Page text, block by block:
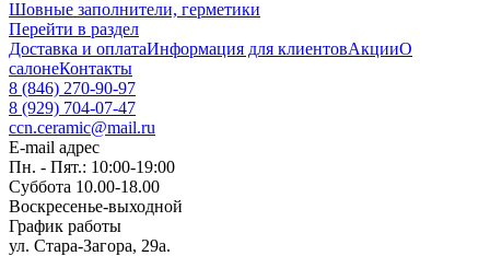
Шовные заполнители, герметики
Перейти в раздел
Доставка и оплатаИнформация для клиентовАкцииО
салонеКонтакты
8 (846) 270-90-97
8 (929) 704-07-47
ccn.ceramic@mail.ru
E-mail адрес
Пн. - Пят.: 10:00-19:00
Суббота 10.00-18.00
Воскресенье-выходной
График работы
ул. Стара-Загора, 29а.